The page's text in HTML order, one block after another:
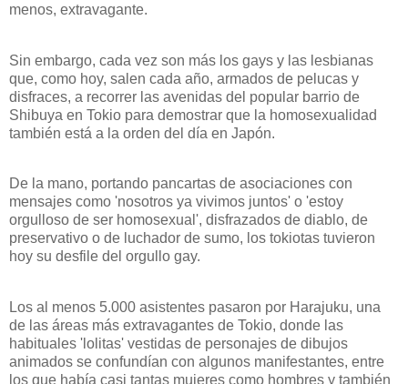
menos, extravagante.
Sin embargo, cada vez son más los gays y las lesbianas
que, como hoy, salen cada año, armados de pelucas y
disfraces, a recorrer las avenidas del popular barrio de
Shibuya en Tokio para demostrar que la homosexualidad
también está a la orden del día en Japón.
De la mano, portando pancartas de asociaciones con
mensajes como 'nosotros ya vivimos juntos' o 'estoy
orgulloso de ser homosexual', disfrazados de diablo, de
preservativo o de luchador de sumo, los tokiotas tuvieron
hoy su desfile del orgullo gay.
Los al menos 5.000 asistentes pasaron por Harajuku, una
de las áreas más extravagantes de Tokio, donde las
habituales 'lolitas' vestidas de personajes de dibujos
animados se confundían con algunos manifestantes, entre
los que había casi tantas mujeres como hombres y también